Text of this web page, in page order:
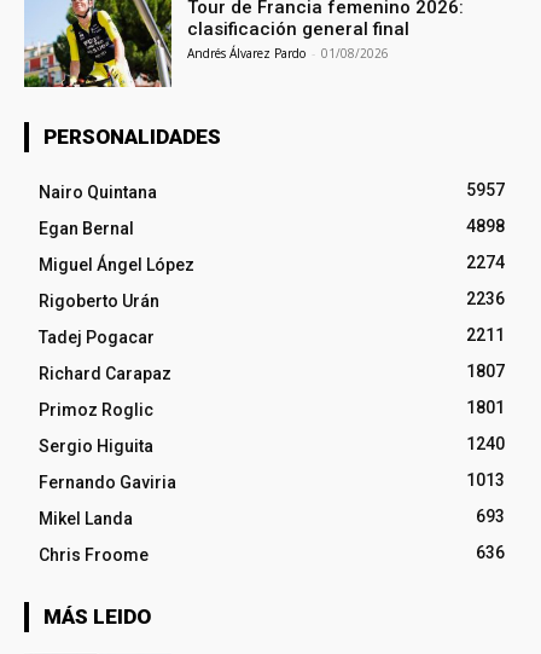
Tour de Francia femenino 2026:
clasificación general final
Andrés Álvarez Pardo - 01/08/2026
PERSONALIDADES
Nairo Quintana
5957
Egan Bernal
4898
Miguel Ángel López
2274
Rigoberto Urán
2236
Tadej Pogacar
2211
Richard Carapaz
1807
Primoz Roglic
1801
Sergio Higuita
1240
Fernando Gaviria
1013
Mikel Landa
693
Chris Froome
636
MÁS LEIDO